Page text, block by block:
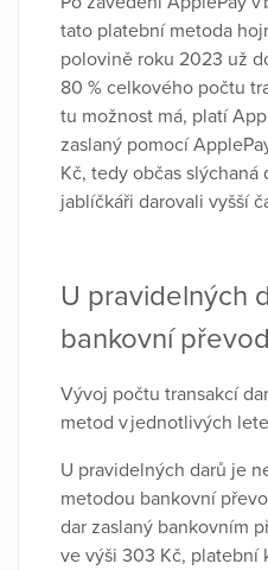
tato platební metoda
polovině roku 2023 už
80 % celkového počtu
tu možnost má, platí
zaslaný pomocí
Kč, tedy občas slýchaná
jablíčkáři darovali vyšší
U pravidelných
bankovní převod
Vývoj počtu transakcí
metod v jednotlivých
U pravidelných darů je
metodou bankovní
dar zaslaný bankovním
ve výši 303 Kč, platební